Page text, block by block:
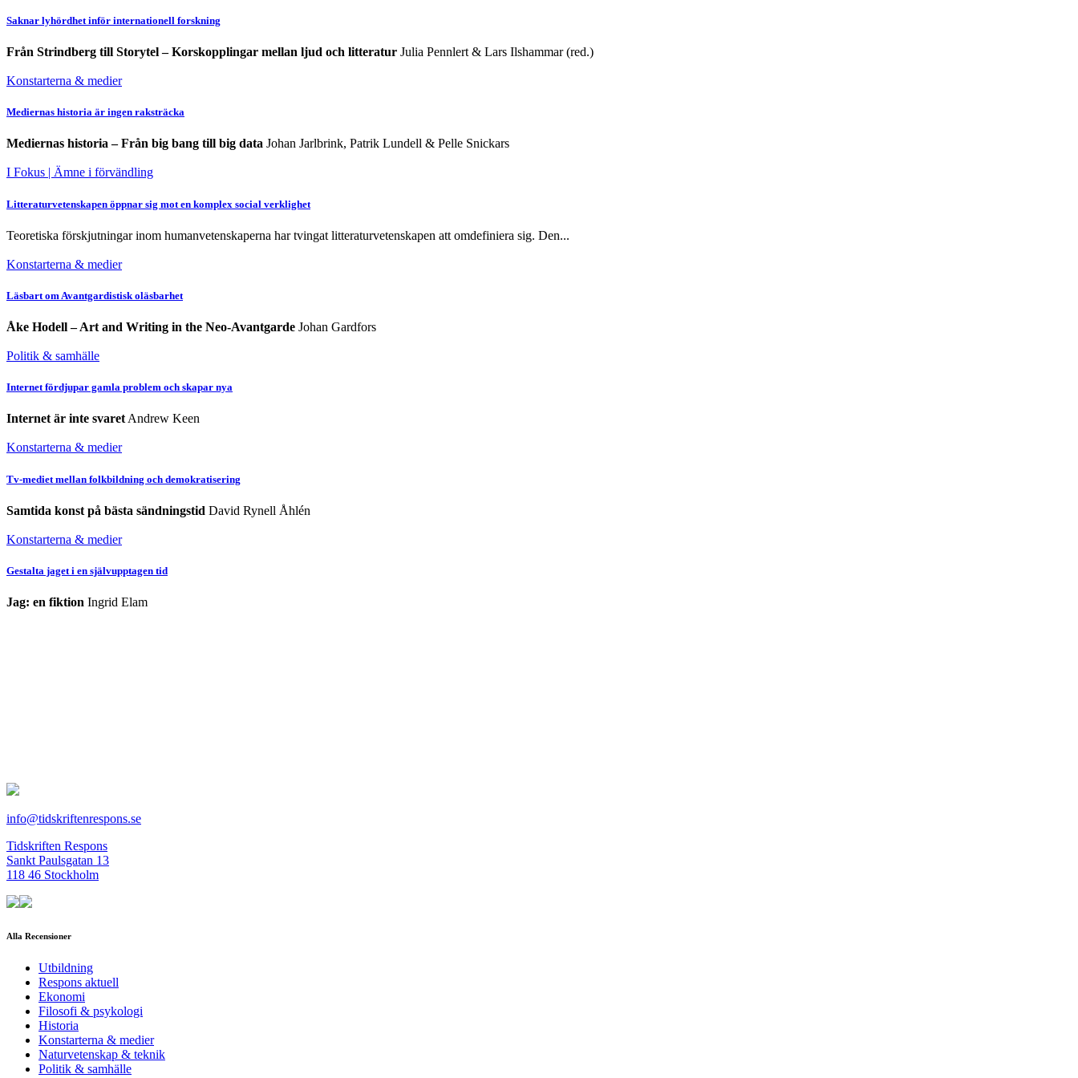
Saknar lyhördhet inför internationell forskning
Från Strindberg till Storytel – Korskopplingar mellan ljud och litteratur Julia Pennlert & Lars Ilshammar (red.)
Konstarterna & medier
Mediernas historia är ingen raksträcka
Mediernas historia – Från big bang till big data Johan Jarlbrink, Patrik Lundell & Pelle Snickars
I Fokus | Ämne i förvändling
Litteraturvetenskapen öppnar sig mot en komplex social verklighet
Teoretiska förskjutningar inom humanvetenskaperna har tvingat litteraturvetenskapen att omdefiniera sig. Den...
Konstarterna & medier
Läsbart om Avantgardistisk oläsbarhet
Åke Hodell – Art and Writing in the Neo-Avantgarde Johan Gardfors
Politik & samhälle
Internet fördjupar gamla problem och skapar nya
Internet är inte svaretAndrew Keen
Konstarterna & medier
Tv-mediet mellan folkbildning och demokratisering
Samtida konst på bästa sändningstid David Rynell Åhlén
Konstarterna & medier
Gestalta jaget i en självupptagen tid
Jag: en fiktion Ingrid Elam
info@tidskriftenrespons.se
Tidskriften Respons
Sankt Paulsgatan 13
118 46 Stockholm
Alla Recensioner
Utbildning
Respons aktuell
Ekonomi
Filosofi & psykologi
Historia
Konstarterna & medier
Naturvetenskap & teknik
Politik & samhälle